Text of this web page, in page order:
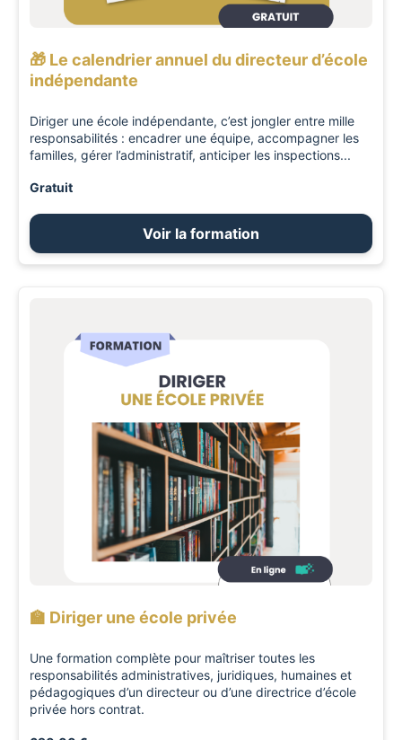
🎁 Le calendrier annuel du directeur d’école
indépendante
Diriger une école indépendante, c’est jongler entre mille
responsabilités : encadrer une équipe, accompagner les
familles, gérer l’administratif, anticiper les inspections...
Gratuit
Voir la formation
🏫 Diriger une école privée
Une formation complète pour maîtriser toutes les
responsabilités administratives, juridiques, humaines et
pédagogiques d’un directeur ou d’une directrice d’école
privée hors contrat.